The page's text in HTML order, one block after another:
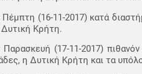
Πέμπτη (16-11-2017) κατά
Δυτική Κρήτη.
Παρασκευή (17-11-2017)
η Δυτική Κρήτη και τα